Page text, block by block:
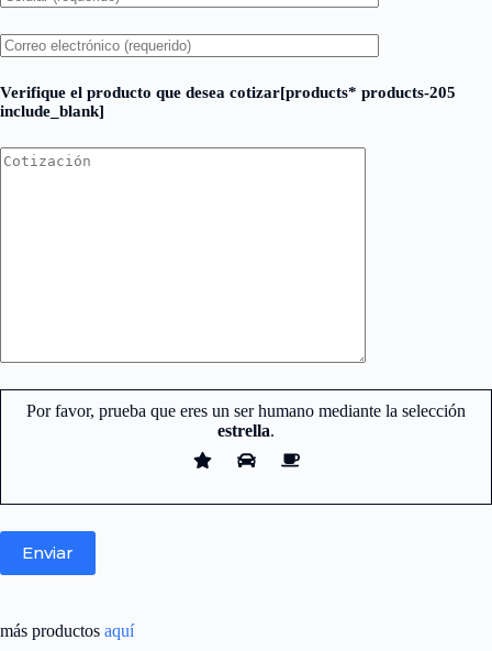
Verifique el producto que desea cotizar[products* products-205
include_blank]
Por favor, prueba que eres un ser humano mediante la selección
estrella.
más productos aquí